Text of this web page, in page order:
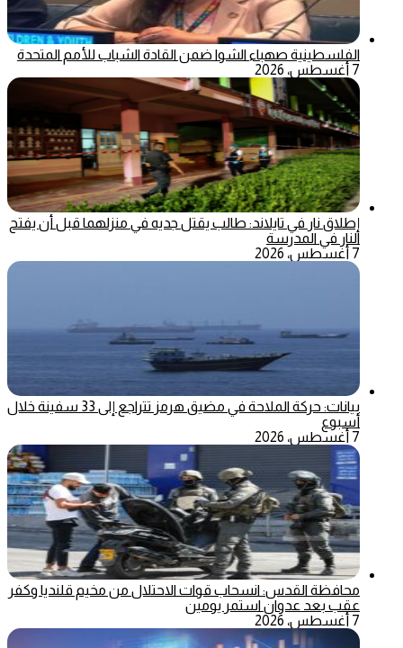
الفلسطينية صهباء الشوا ضمن القادة الشباب للأمم المتحدة
7 أغسطس، 2026
إطلاق نار في تايلاند: طالب يقتل جديه في منزلهما قبل أن يفتح
النار في المدرسة
7 أغسطس، 2026
بيانات: حركة الملاحة في مضيق هرمز تتراجع إلى 33 سفينة خلال
أسبوع
7 أغسطس، 2026
محافظة القدس: انسحاب قوات الاحتلال من مخيم قلنديا وكفر
عقب بعد عدوان استمر يومين
7 أغسطس، 2026